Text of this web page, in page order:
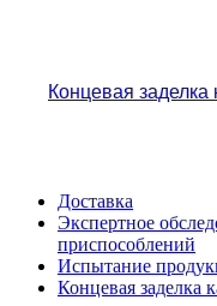
Концевая заделка
Доставка
Экспертное
приспособлений
Испытание
Концевая заделка